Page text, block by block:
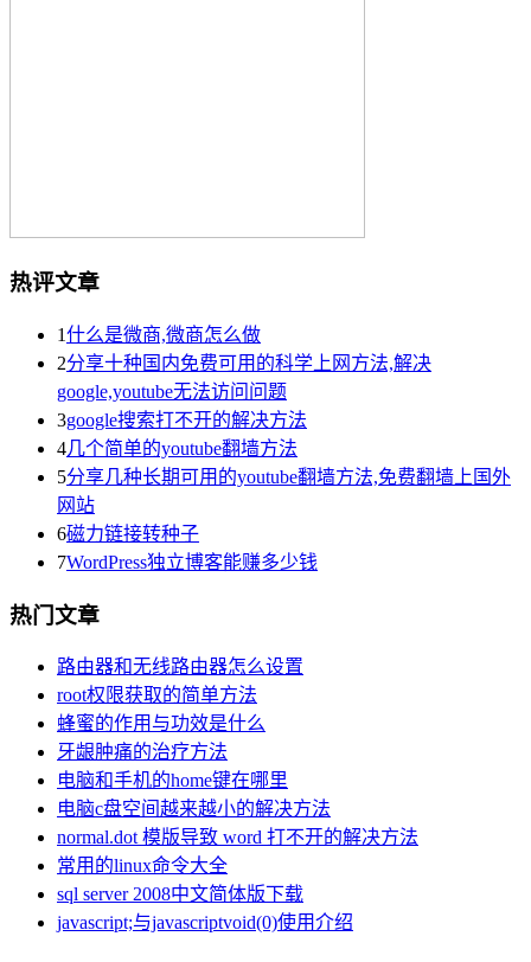
热评文章
1什么是微商,微商怎么做
2分享十种国内免费可用的科学上网方法,解决
google,youtube无法访问问题
3google搜索打不开的解决方法
4几个简单的youtube翻墙方法
5分享几种长期可用的youtube翻墙方法,免费翻墙上国外
网站
6磁力链接转种子
7WordPress独立博客能赚多少钱
热门文章
路由器和无线路由器怎么设置
root权限获取的简单方法
蜂蜜的作用与功效是什么
牙龈肿痛的治疗方法
电脑和手机的home键在哪里
电脑c盘空间越来越小的解决方法
normal.dot 模版导致 word 打不开的解决方法
常用的linux命令大全
sql server 2008中文简体版下载
javascript;与javascriptvoid(0)使用介绍